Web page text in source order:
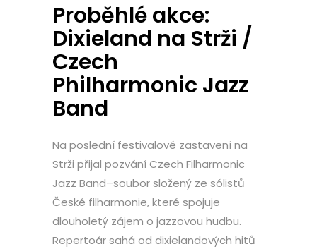
Proběhlé akce:
Dixieland na Strži /
Czech
Philharmonic Jazz
Band
Na poslední festivalové zastavení na
Strži přijal pozvání Czech Filharmonic
Jazz Band–soubor složený ze sólistů
České filharmonie, které spojuje
dlouholetý zájem o jazzovou hudbu.
Repertoár sahá od dixielandových hitů